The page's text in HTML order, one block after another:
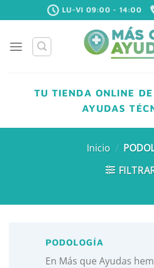
al
contenido
LU-VI 09:00 - 14:00
TU TIENDA ONLINE
AYUDAS
Inicio /
PODOLOGÍA
En Más que Ayudas